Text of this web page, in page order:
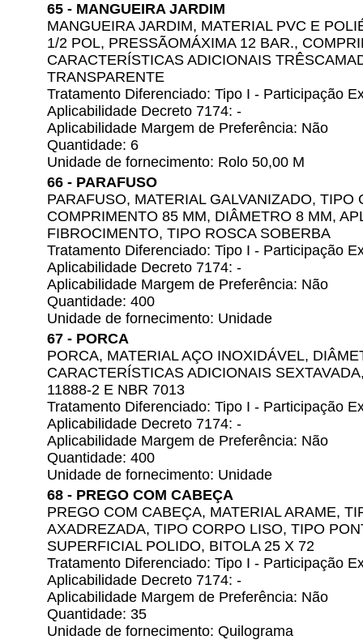
65 - MANGUEIRA JARDIM
MANGUEIRA JARDIM, MATERIAL PVC E
1/2 POL, PRESSÃOMÁXIMA 12 BAR.,
CARACTERÍSTICAS ADICIONAIS
TRANSPARENTE
Tratamento Diferenciado: Tipo I - Participação
Aplicabilidade Decreto 7174: -
Aplicabilidade Margem de Preferência: Não
Quantidade: 6
Unidade de fornecimento: Rolo 50,00 M
66 - PARAFUSO
PARAFUSO, MATERIAL GALVANIZADO, TIPO
COMPRIMENTO 85 MM, DIÂMETRO 8 MM,
FIBROCIMENTO, TIPO ROSCA SOBERBA
Tratamento Diferenciado: Tipo I - Participação
Aplicabilidade Decreto 7174: -
Aplicabilidade Margem de Preferência: Não
Quantidade: 400
Unidade de fornecimento: Unidade
67 - PORCA
PORCA, MATERIAL AÇO INOXIDÁVEL,
CARACTERÍSTICAS ADICIONAIS
11888-2 E NBR 7013
Tratamento Diferenciado: Tipo I - Participação
Aplicabilidade Decreto 7174: -
Aplicabilidade Margem de Preferência: Não
Quantidade: 400
Unidade de fornecimento: Unidade
68 - PREGO COM CABEÇA
PREGO COM CABEÇA, MATERIAL ARAME,
AXADREZADA, TIPO CORPO LISO, TIPO
SUPERFICIAL POLIDO, BITOLA 25 X 72
Tratamento Diferenciado: Tipo I - Participação
Aplicabilidade Decreto 7174: -
Aplicabilidade Margem de Preferência: Não
Quantidade: 35
Unidade de fornecimento: Quilograma